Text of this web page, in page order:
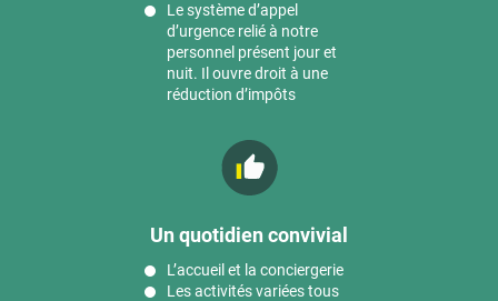
Le système d’appel
d’urgence relié à notre
personnel présent jour et
nuit. Il ouvre droit à une
réduction d’impôts
Un quotidien convivial
L’accueil et la conciergerie
Les activités variées tous